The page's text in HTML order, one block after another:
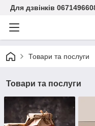
Для дзвінків
Товари та послуги
Товари та послуги